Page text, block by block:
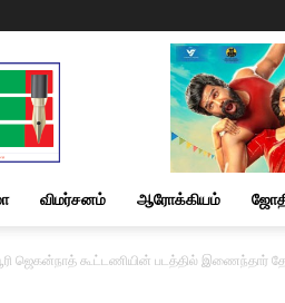
விமர்சனம் ஆரோக்கியம்
பூரி ஜெகன்நாத் கூட்டணியின் படத்தில்